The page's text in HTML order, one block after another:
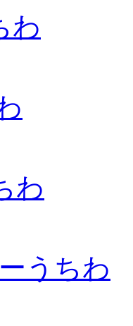
わ
わ
うちわ